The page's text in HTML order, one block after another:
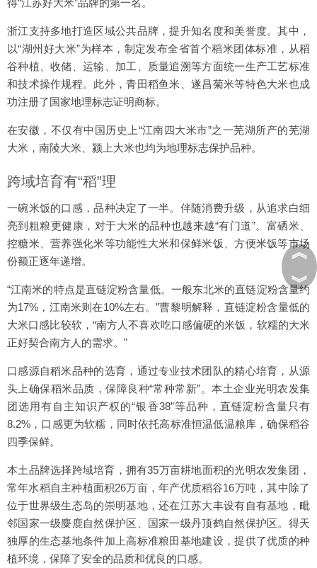
得“江苏好大米”品牌的第一名。
浙江支持多地打造区域公共品牌，提升知名度和美誉度。其中，
以“湖州好大米”为样本，制定发布全省首个稻米团体标准，从稻
谷种植、收储、运输、加工、质量追溯等方面统一生产工艺标准
和技术操作规程。此外，青田稻鱼米、遂昌菊米等特色大米也成
功注册了国家地理标志证明商标。
在安徽，不仅有中国历史上“江南四大米市”之一芜湖所产的芜湖
大米，南陵大米、颍上大米也均为地理标志保护品种。
跨域培育有“稻”理
一碗米饭的口感，品种决定了一半。伴随消费升级，从追求白细
亮到粗粮更健康，对于大米的品种也越来越“有门道”。富硒米、
控糖米、营养强化米等功能性大米和保鲜米饭、方便米饭等市场
份额正逐年递增。
“江南米的特点是直链淀粉含量低。一般东北米的直链淀粉含量约
为17%，江南米则在10%左右。”曹黎明解释，直链淀粉含量低的
大米口感比较软，“南方人不喜欢吃口感偏硬的米饭，软糯的大米
正好契合南方人的需求。”
口感源自稻米品种的选育，通过专业技术团队的精心培育，从源
头上确保稻米品质，保障良种“常种常新”。本土企业光明农发集
团选用有自主知识产权的“银香38”等品种，直链淀粉含量只有
8.2%，口感更为软糯，同时依托高标准恒温低温粮库，确保稻谷
四季保鲜。
本土品牌选择跨域培育，拥有35万亩耕地面积的光明农发集团，
常年水稻自主种植面积26万亩，年产优质稻谷16万吨，其中除了
位于世界级生态岛的崇明基地，还在江苏大丰设有自有基地，毗
邻国家一级麋鹿自然保护区、国家一级丹顶鹤自然保护区。得天
独厚的生态基地条件加上高标准粮田基地建设，提供了优质的种
植环境，保障了安全的品质和优良的口感。
︽
︾